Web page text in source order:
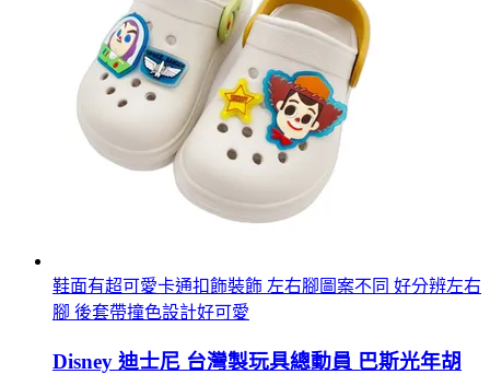
鞋面有超可愛卡通扣飾裝飾 左右腳圖案不同 好分辨左右
腳 後套帶撞色設計好可愛
Disney 迪士尼 台灣製玩具總動員 巴斯光年胡